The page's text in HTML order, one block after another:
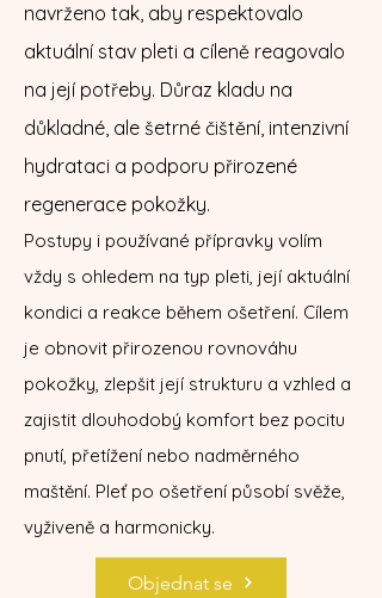
navrženo tak, aby respektovalo
aktuální stav pleti a cíleně reagovalo
na její potřeby. Důraz kladu na
důkladné, ale šetrné čištění, intenzivní
hydrataci a podporu přirozené
regenerace pokožky.
Postupy i používané přípravky volím
vždy s ohledem na typ pleti, její aktuální
kondici a reakce během ošetření. Cílem
je obnovit přirozenou rovnováhu
pokožky, zlepšit její strukturu a vzhled a
zajistit dlouhodobý komfort bez pocitu
pnutí, přetížení nebo nadměrného
maštění. Pleť po ošetření působí svěže,
vyživeně a harmonicky.
Objednat se